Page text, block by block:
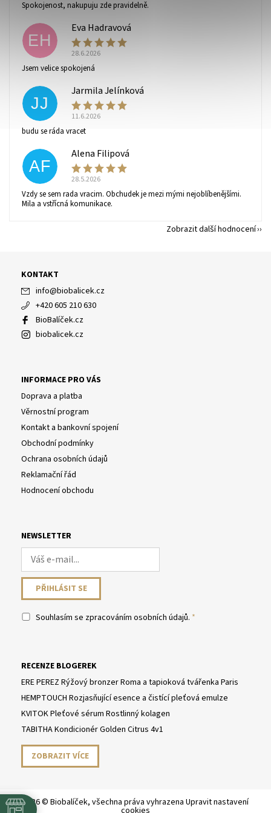
Spokojenost, nakupuju zde pravidelně.
EH
Eva Hadravová
28.6.2026
Jsem velice spokojená
JJ
Jarmila Jelínková
11.6.2026
budu se ráda vracet
AF
Alena Filipová
28.5.2026
Vzdy se sem rada vracim. Obchudek je mezi mými nejoblíbenějšími.
Mila a vstřícná komunikace.
Zobrazit další hodnocení
KONTAKT
info@biobalicek.cz
+420 605 210 630
BioBalíček.cz
biobalicek.cz
INFORMACE PRO VÁS
Doprava a platba
Věrnostní program
Kontakt a bankovní spojení
Obchodní podmínky
Ochrana osobních údajů
Reklamační řád
Hodnocení obchodu
NEWSLETTER
Souhlasím se zpracováním osobních údajů.
RECENZE BLOGEREK
ERE PEREZ Rýžový bronzer Roma a tapioková tvářenka Paris
HEMPTOUCH Rozjasňující esence a čistící pleťová emulze
KVITOK Pleťové sérum Rostlinný kolagen
TABITHA Kondicionér Golden Citrus 4v1
ZOBRAZIT VÍCE
2026 © Biobalíček, všechna práva vyhrazena Upravit nastavení